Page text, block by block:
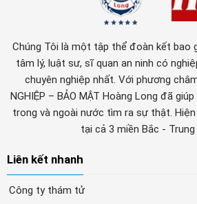
Chúng Tôi là một tập thể đoàn kết bao
tâm lý, luật sư, sĩ quan an ninh có
chuyên nghiệp nhất. Với phương
NGHIỆP – BẢO MẬT Hoàng Long đã
trong và ngoài nước tìm ra sự thật.
tại cả 3 miền Bắc - Trung
Liên kết nhanh
Công ty thám tử